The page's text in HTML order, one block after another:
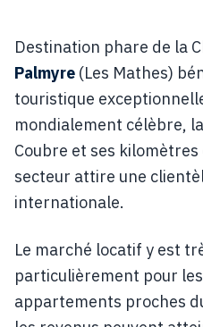
Destination phare de la
Palmyre (Les Mathes)
touristique
mondialement célèbre,
Coubre et ses
secteur attire une
internationale.
Le marché locatif y est
particulièrement pour
appartements proches